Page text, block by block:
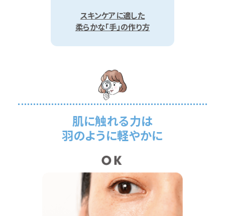
スキンケアに適した
柔らかな「手」の作り方
肌に触れる力は
羽のように軽やかに